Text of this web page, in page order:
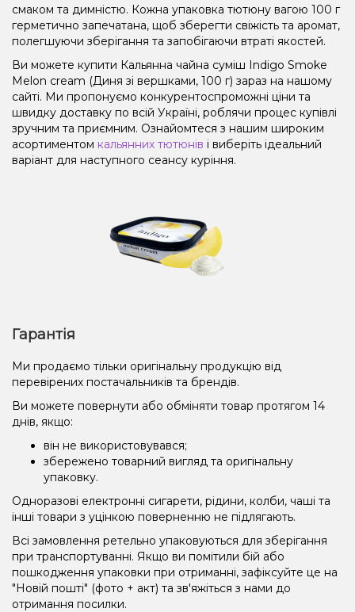
смаком та димністю. Кожна упаковка тютюну вагою 100 г
герметично запечатана, щоб зберегти свіжість та аромат,
полегшуючи зберігання та запобігаючи втраті якостей.
Ви можете купити Кальянна чайна суміш Indigo Smoke
Melon cream (Диня зі вершками, 100 г) зараз на нашому
сайті. Ми пропонуємо конкурентоспроможні ціни та
швидку доставку по всій Україні, роблячи процес купівлі
зручним та приємним. Ознайомтеся з нашим широким
асортиментом кальянних тютюнів і виберіть ідеальний
варіант для наступного сеансу куріння.
Гарантія
Ми продаємо тільки оригінальну продукцію від
перевірених постачальників та брендів.
Ви можете повернути або обміняти товар протягом 14
днів, якщо:
він не використовувався;
збережено товарний вигляд та оригінальну
упаковку.
Одноразові електронні сигарети, рідини, колби, чаші та
інші товари з уцінкою поверненню не підлягають.
Всі замовлення ретельно упаковуються для зберігання
при транспортуванні. Якщо ви помітили бій або
пошкодження упаковки при отриманні, зафіксуйте це на
"Новій пошті" (фото + акт) та зв'яжіться з нами до
отримання посилки.